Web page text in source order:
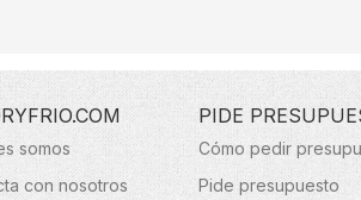
somos
con nosotros
PIDE
Cómo pedir
Pide presupuesto